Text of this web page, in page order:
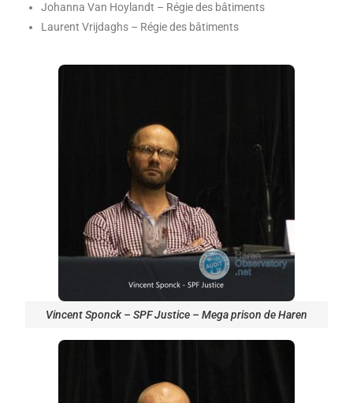
Johanna Van Hoylandt – Régie des bâtiments
Laurent Vrijdaghs – Régie des bâtiments
Vincent Sponck – SPF Justice – Mega prison de Haren